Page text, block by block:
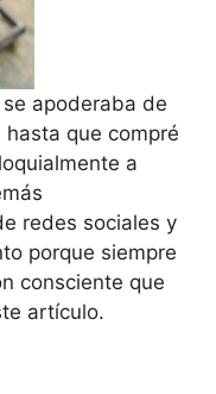
apoderaba de
que compré
a
redes sociales y
porque siempre
consciente que
artículo.